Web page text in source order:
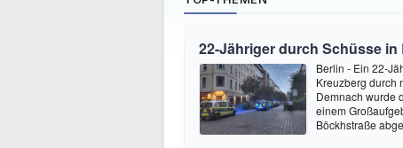
22-Jähriger durch Schüsse
Berlin - Ein 22-
Kreuzberg durch
Demnach wurde
einem
Böckhstraße